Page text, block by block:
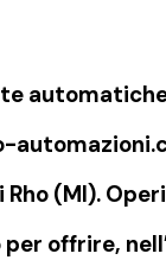
Rho (MI).
per offrire,